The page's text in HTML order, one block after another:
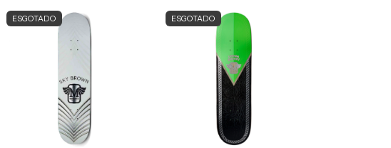
ESGOTADO ESGOTADO